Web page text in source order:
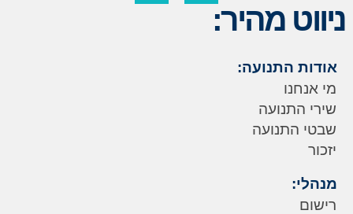
ניווט מהיר:
אודות התנועה:
מי אנחנו
שירי התנועה
שבטי התנועה
יזכור
מנהלי:
רישום